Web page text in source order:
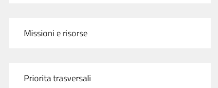
Missioni e risorse
Priorita trasversali